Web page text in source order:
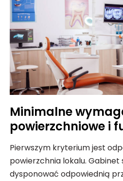
Minimalne
powierzchniowe i
Pierwszym kryterium jest
powierzchnia lokalu.
dysponować odpowiednią